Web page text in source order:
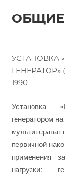
ОБЩИЕ
УСТАНОВКА
1990
Установка
генератором
первичной
применения
нагрузки: